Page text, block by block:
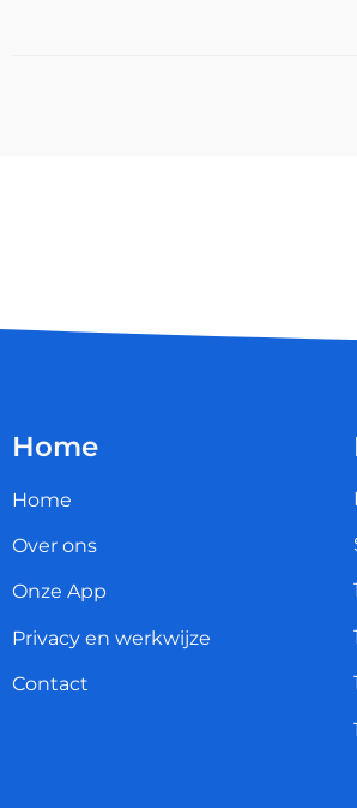
Home
Home
Over ons
Onze App
Privacy en werkwijze
Contact